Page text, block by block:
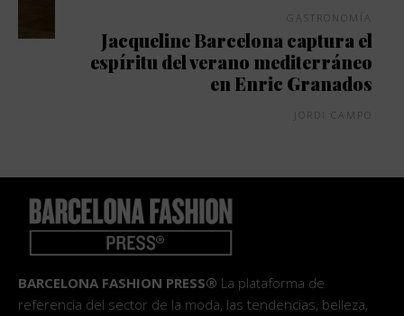
GASTRONOMÍA
Jacqueline Barcelona captura el
espíritu del verano mediterráneo
en Enric Granados
JORDI CAMPO
BARCELONA FASHION PRESS® La plataforma de
referencia del sector de la moda, las tendencias, belleza,